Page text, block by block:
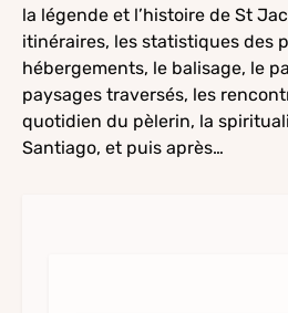
la légende et l’histoire de St
itinéraires, les statistiques des
hébergements, le balisage, le
paysages traversés, les
quotidien du pèlerin, la
Santiago, et puis après…